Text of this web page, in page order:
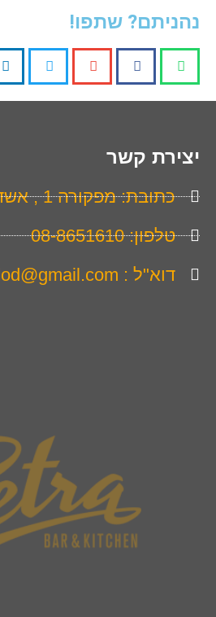
נהניתם? שתפו!
יצירת קשר
כתובת: מפקורה 1 , אשדוד
טלפון: 08-8651610
דוא"ל : petra.ashdod@gmail.com